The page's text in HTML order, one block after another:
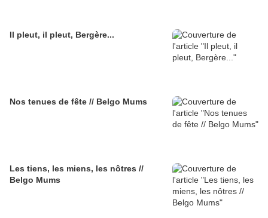
Il pleut, il pleut, Bergère...
Nos tenues de fête // Belgo Mums
Les tiens, les miens, les nôtres //
Belgo Mums